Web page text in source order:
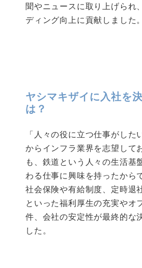
聞やニュースに取り上げられ
ディング向上に貢献しました。
ヤシマキザイに入社を
は？
「人々の役に立つ仕事がした
からインフラ業界を志望して
も、鉄道という人々の生活基
わる仕事に興味を持ったから
社会保険や有給制度、定時退
といった福利厚生の充実やオ
件、会社の安定性が最終的な
した。